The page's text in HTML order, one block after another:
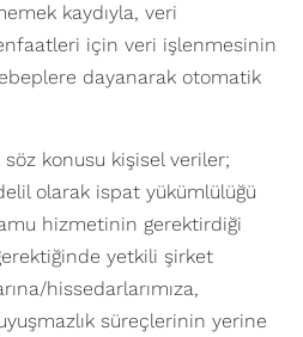
kaydıyla, veri
için veri işlenmesinin
dayanarak otomatik
konusu kişisel veriler;
olarak ispat yükümlülüğü
hizmetinin gerektirdiği
yetkili şirket
hissedarlarımıza,
süreçlerinin yerine